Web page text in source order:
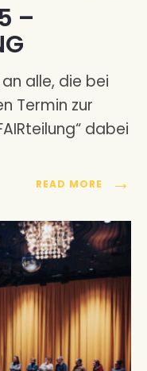
–
alle, die bei
Termin zur
dabei
READ MORE →